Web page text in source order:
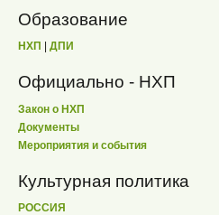
Образование
НХП ДПИ
Официально - НХП
Закон о НХП
Документы
Мероприятия и события
Культурная политика
РОССИЯ